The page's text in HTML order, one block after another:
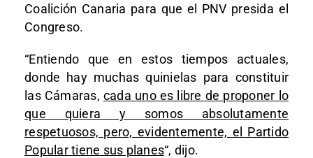
Coalición Canaria para que el PNV presida el
Congreso.
“Entiendo que en estos tiempos actuales,
donde hay muchas quinielas para constituir
las Cámaras, cada uno es libre de proponer lo
que quiera y somos absolutamente
respetuosos, pero, evidentemente, el Partido
Popular tiene sus planes“, dijo.